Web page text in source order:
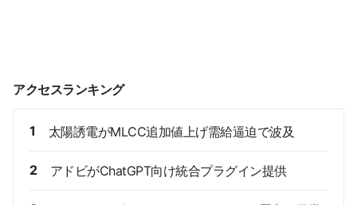
アクセスランキング
1 太陽誘電がMLCC追加値上げ需給逼迫で波及
2 アドビがChatGPT向け統合プラグイン提供